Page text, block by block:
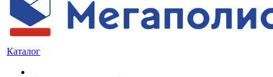
Каталог